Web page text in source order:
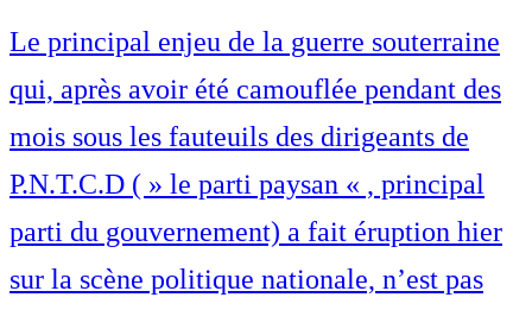
Le principal enjeu de la guerre souterraine
qui, après avoir été camouflée pendant des
mois sous les fauteuils des dirigeants de
P.N.T.C.D ( » le parti paysan « , principal
parti du gouvernement) a fait éruption hier
sur la scène politique nationale, n’est pas